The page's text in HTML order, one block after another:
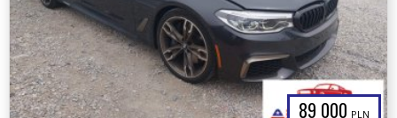
89 000 PLN